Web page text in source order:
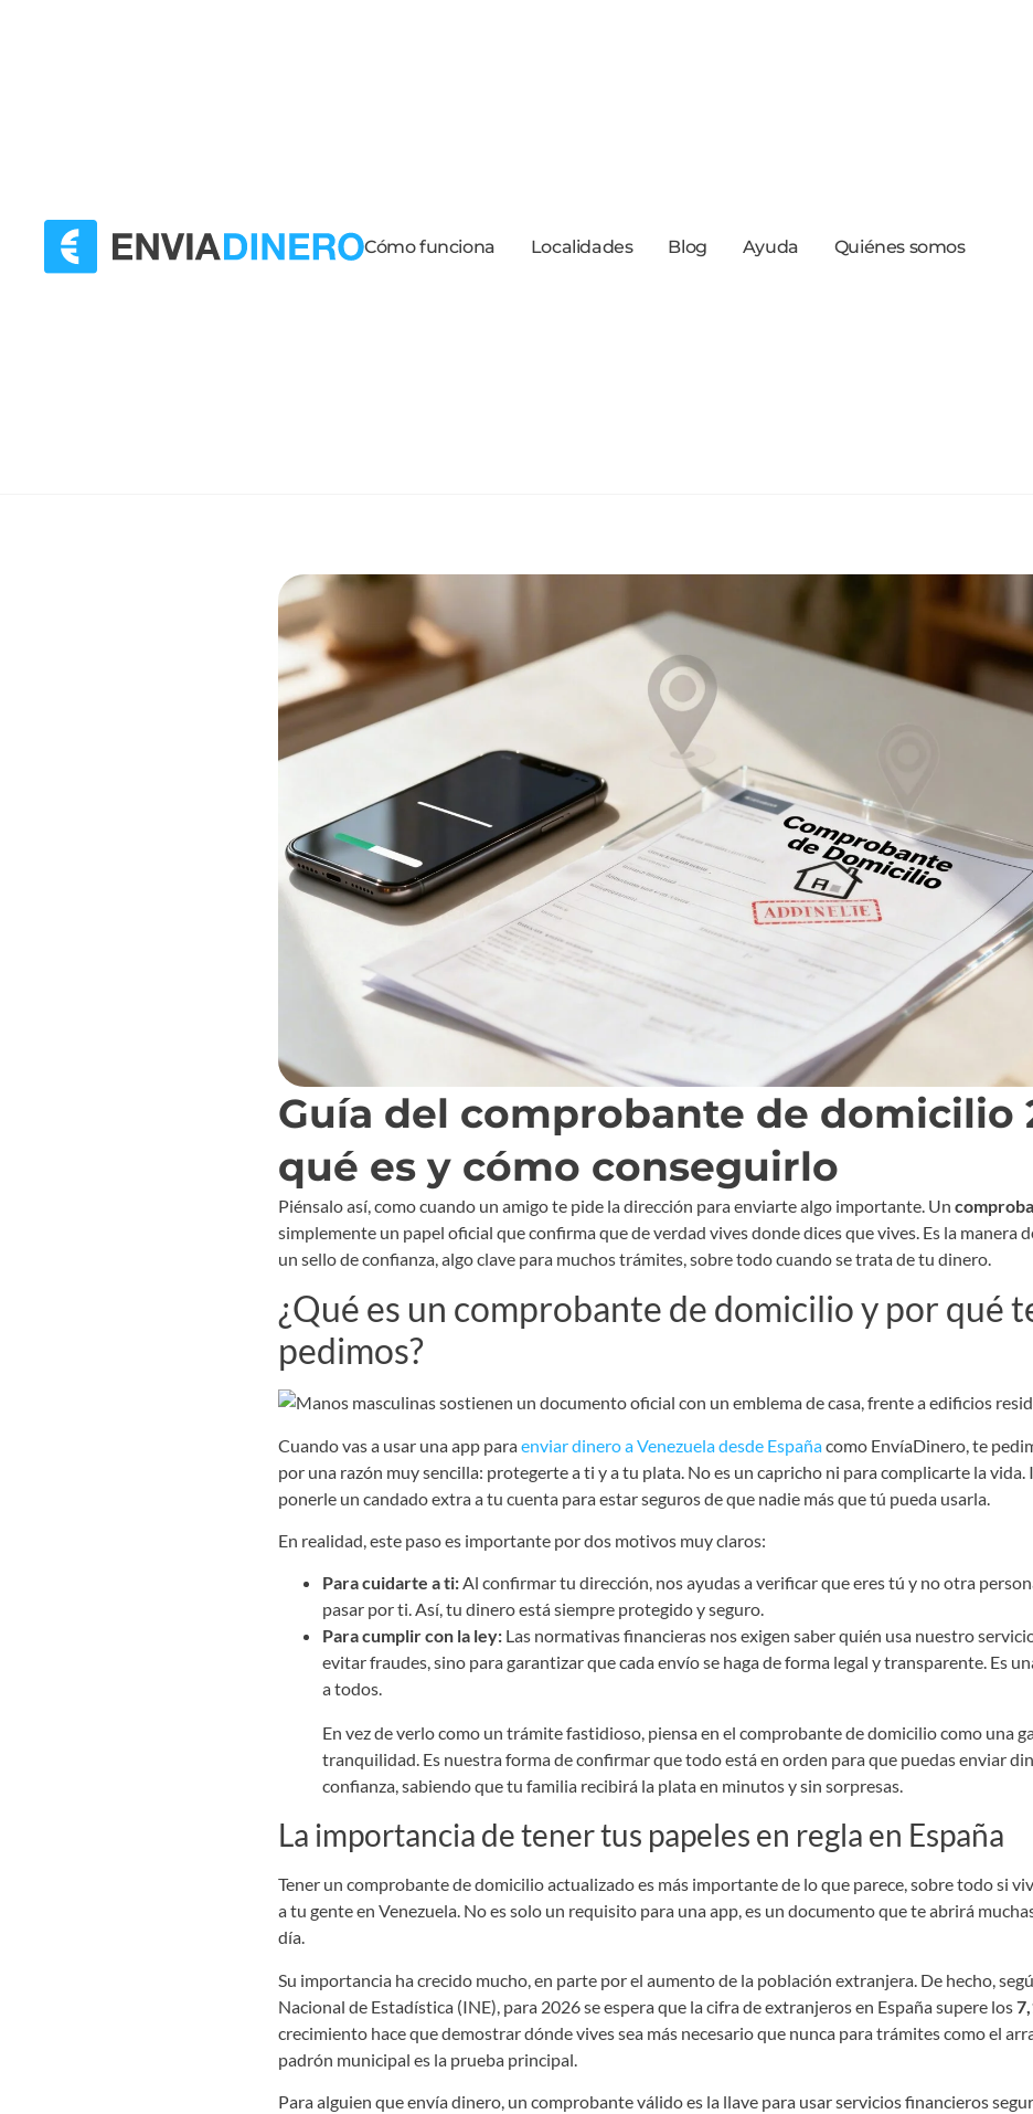
Cómo funciona Localidades Blog Ayuda Quiénes somos
Guía del comprobante de domicilio
qué es y cómo conseguirlo
Piénsalo así, como cuando un amigo te pide la dirección para enviarte algo importante. Un
simplemente un papel oficial que confirma que de verdad vives donde dices que vives. Es la manera
un sello de confianza, algo clave para muchos trámites, sobre todo cuando se trata de tu dinero.
¿Qué es un comprobante de domicilio y por qué
pedimos?
Cuando vas a usar una app paraenviar dinero a Venezuela desde Españacomo EnvíaDinero, te
por una razón muy sencilla: protegerte a ti y a tu plata. No es un capricho ni para complicarte la vida.
ponerle un candado extra a tu cuenta para estar seguros de que nadie más que tú pueda usarla.
En realidad, este paso es importante por dos motivos muy claros:
Para cuidarte a ti:Al confirmar tu dirección, nos ayudas a verificar que eres tú y no otra
pasar por ti. Así, tu dinero está siempre protegido y seguro.
Para cumplir con la ley: Las normativas financieras nos exigen saber quién usa nuestro
evitar fraudes, sino para garantizar que cada envío se haga de forma legal y transparente. Es
a todos.
En vez de verlo como un trámite fastidioso, piensa en el comprobante de domicilio como una
tranquilidad. Es nuestra forma de confirmar que todo está en orden para que puedas enviar
confianza, sabiendo que tu familia recibirá la plata en minutos y sin sorpresas.
La importancia de tener tus papeles en regla en España
Tener un comprobante de domicilio actualizado es más importante de lo que parece, sobre todo si
a tu gente en Venezuela. No es solo un requisito para una app, es un documento que te abrirá
día.
Su importancia ha crecido mucho, en parte por el aumento de la población extranjera. De hecho,
Nacional de Estadística (INE), para 2026 se espera que la cifra de extranjeros en España supere los
crecimiento hace que demostrar dónde vives sea más necesario que nunca para trámites como el
padrón municipal es la prueba principal.
Para alguien que envía dinero, un comprobante válido es la llave para usar servicios financieros